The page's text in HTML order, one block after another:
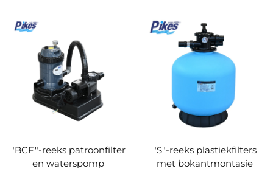
"BCF"-reeks patroonfilter
en waterspomp
"S"-reeks plastiekfilters
met bokantmontasie